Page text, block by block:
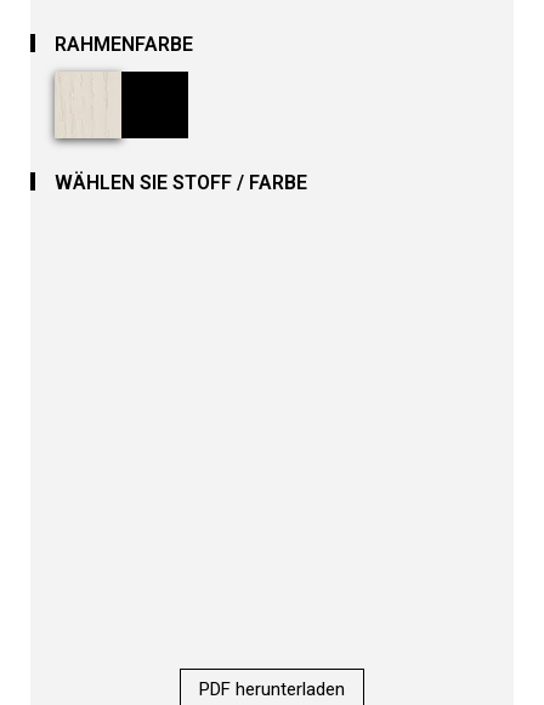
RAHMENFARBE
WÄHLEN SIE STOFF / FARBE
PDF herunterladen